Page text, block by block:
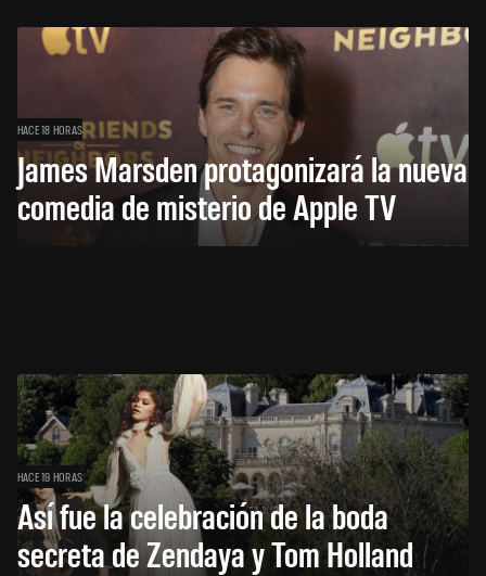
HACE 18 HORAS
James Marsden protagonizará la nueva
comedia de misterio de Apple TV
HACE 19 HORAS
Así fue la celebración de la boda
secreta de Zendaya y Tom Holland